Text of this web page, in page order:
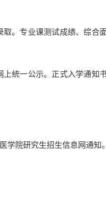
。专业课测试成绩、综合
统一公示。正式入学通知
学院研究生招生信息网通知。